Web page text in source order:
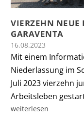
VIERZEHN NEUE
GARAVENTA
16.08.2023
Mit einem
Niederlassung im
Juli 2023 vierzehn
Arbeitsleben
weiterlesen